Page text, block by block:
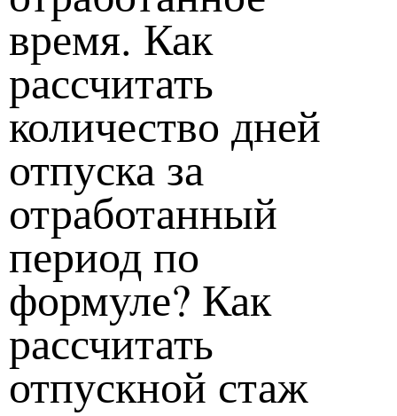
время. Как
рассчитать
количество дней
отпуска за
отработанный
период по
формуле? Как
рассчитать
отпускной стаж